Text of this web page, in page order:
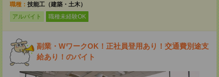
職種： 技能工（建築・土木）
アルバイト
職種未経験OK
副業・WワークOK！正社員登用あり！交通費別途支
給あり！のバイト